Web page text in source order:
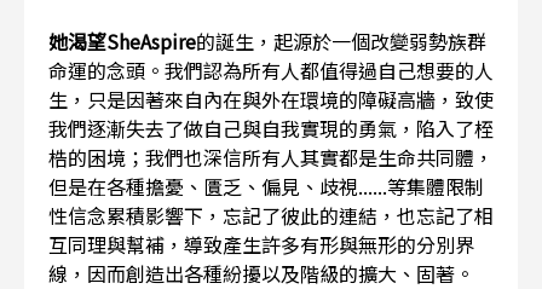
她渴望SheAspire的誕生，起源於一個改變弱勢族群
命運的念頭。我們認為所有人都值得過自己想要的人
生，只是因著來自內在與外在環境的障礙高牆，致使
我們逐漸失去了做自己與自我實現的勇氣，陷入了桎
梏的困境；我們也深信所有人其實都是生命共同體，
但是在各種擔憂、匱乏、偏見、歧視......等集體限制
性信念累積影響下，忘記了彼此的連結，也忘記了相
互同理與幫補，導致產生許多有形與無形的分別界
線，因而創造出各種紛擾以及階級的擴大、固著。